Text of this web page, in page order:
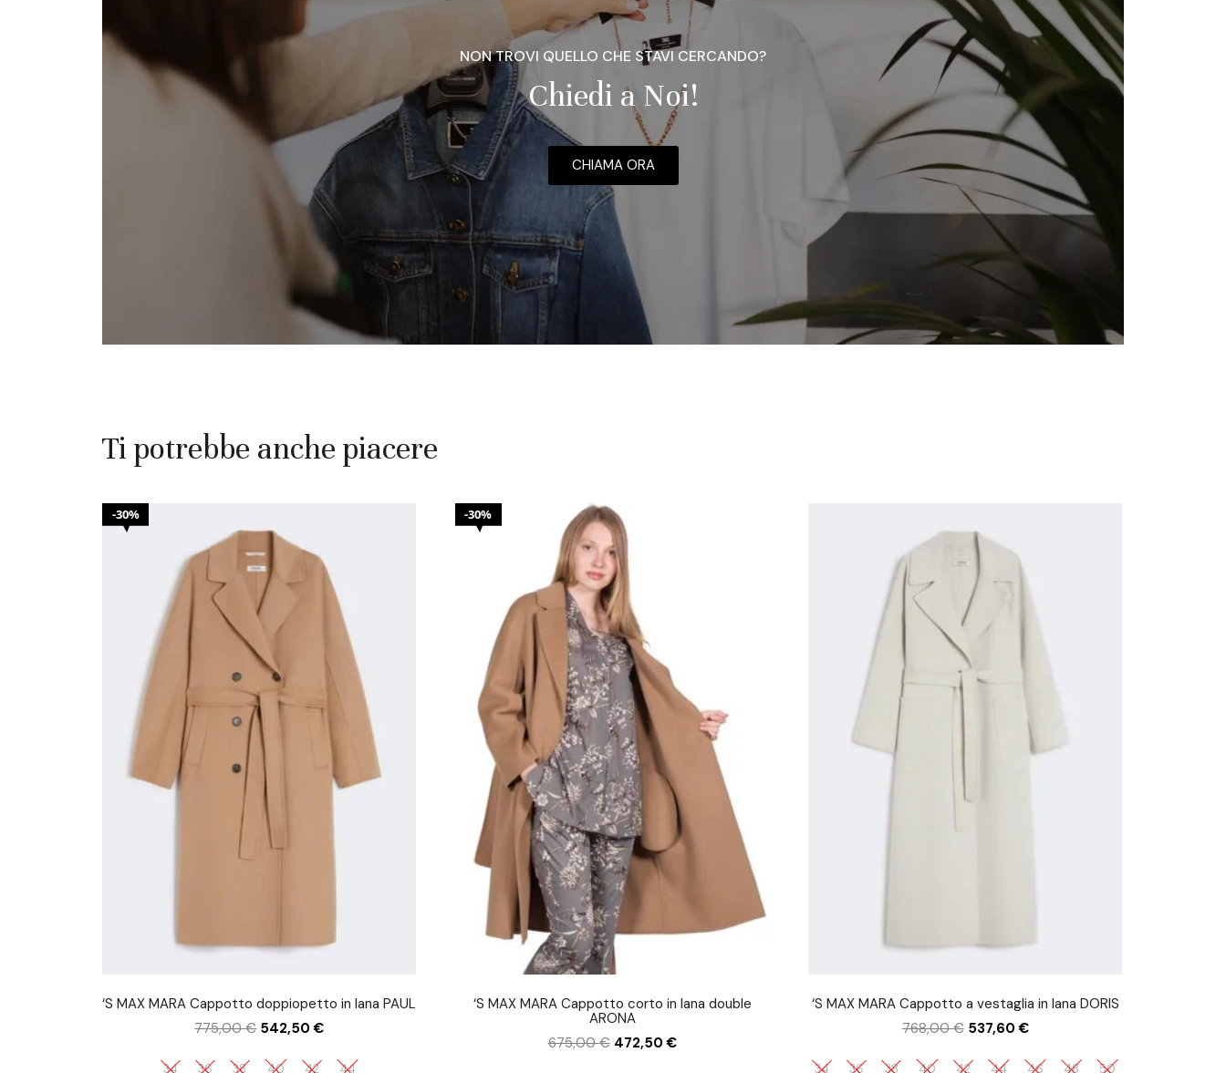
NON TROVI QUELLO CHE STAVI CERCANDO?
Chiedi a Noi!
CHIAMA ORA
Ti potrebbe anche piacere
30%
‘S MAX MARA Cappotto doppiopetto in lana PAUL
775,00€ 542,50€
34 36 38 40 42 44
30%
‘S MAX MARA Cappotto corto in lana double
ARONA
675,00€ 472,50€
‘S MAX MARA Cappotto a vestaglia in lana DORIS
768,00€ 537,60€
34 36 38 40 42 44 46 48 50